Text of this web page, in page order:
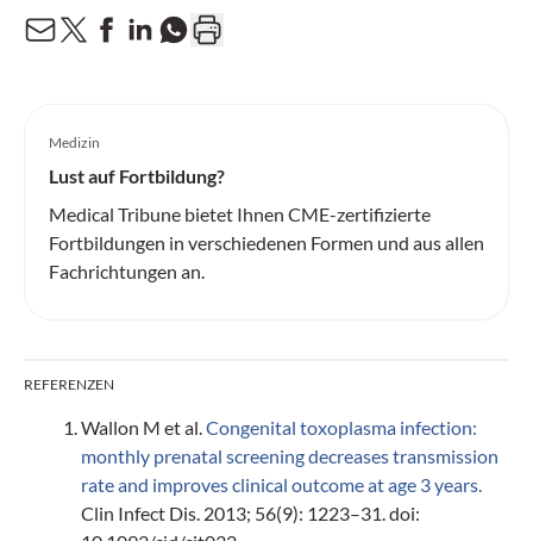
Medizin
Lust auf Fortbildung?
Medical Tribune bietet Ihnen CME-zertifizierte
Fortbildungen in verschiedenen Formen und aus allen
Fachrichtungen an.
REFERENZEN
Wallon M et al. Congenital toxoplasma infection:
monthly prenatal screening decreases transmission
rate and improves clinical outcome at age 3 years.
Clin Infect Dis. 2013; 56(9): 1223–31. doi: